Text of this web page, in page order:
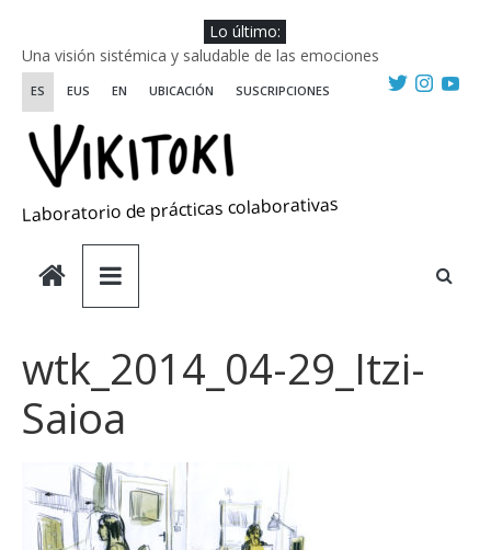
contenido
Lo último:
Una visión sistémica y saludable de las emociones
Investigando y haciendo desde-con las artes
WIKIRIKI ::: Convocatoria de residencias de investigación y
creación 2025
Escuela de Prácticas Transformadoras
ES EUS EN UBICACIÓN SUSCRIPCIONES
Laboratorio de prácticas colaborativas
wtk_2014_04-29_Itzi-
Saioa